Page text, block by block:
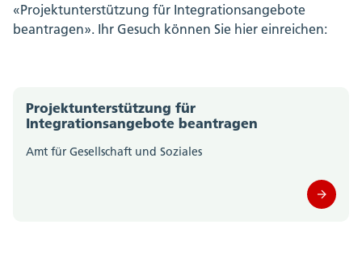
«Projektunterstützung für Integrationsangebote
beantragen». Ihr Gesuch können Sie hier einreichen:
Projektunterstützung für
Integrationsangebote beantragen
Amt für Gesellschaft und Soziales